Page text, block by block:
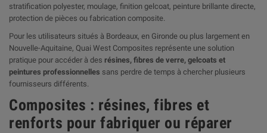
stratification polyester, moulage, finition gelcoat, peinture brillante directe,
protection de pièces ou fabrication composite.
Pour les utilisateurs situés à Bordeaux, en Gironde ou plus largement en
Nouvelle-Aquitaine, Quai West Composites représente une solution
pratique pour accéder à des résines, fibres de verre, gelcoats et
peintures professionnelles sans perdre de temps à chercher plusieurs
fournisseurs différents.
Composites : résines, fibres et
renforts pour fabriquer ou réparer